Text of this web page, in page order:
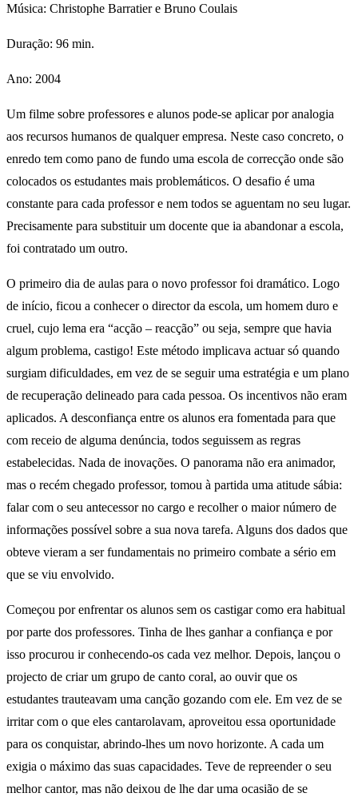
Música: Christophe Barratier e Bruno Coulais
Duração: 96 min.
Ano: 2004
Um filme sobre professores e alunos pode-se aplicar por analogia
aos recursos humanos de qualquer empresa. Neste caso concreto, o
enredo tem como pano de fundo uma escola de correcção onde são
colocados os estudantes mais problemáticos. O desafio é uma
constante para cada professor e nem todos se aguentam no seu lugar.
Precisamente para substituir um docente que ia abandonar a escola,
foi contratado um outro.
O primeiro dia de aulas para o novo professor foi dramático. Logo
de início, ficou a conhecer o director da escola, um homem duro e
cruel, cujo lema era “acção – reacção” ou seja, sempre que havia
algum problema, castigo! Este método implicava actuar só quando
surgiam dificuldades, em vez de se seguir uma estratégia e um plano
de recuperação delineado para cada pessoa. Os incentivos não eram
aplicados. A desconfiança entre os alunos era fomentada para que
com receio de alguma denúncia, todos seguissem as regras
estabelecidas. Nada de inovações. O panorama não era animador,
mas o recém chegado professor, tomou à partida uma atitude sábia:
falar com o seu antecessor no cargo e recolher o maior número de
informações possível sobre a sua nova tarefa. Alguns dos dados que
obteve vieram a ser fundamentais no primeiro combate a sério em
que se viu envolvido.
Começou por enfrentar os alunos sem os castigar como era habitual
por parte dos professores. Tinha de lhes ganhar a confiança e por
isso procurou ir conhecendo-os cada vez melhor. Depois, lançou o
projecto de criar um grupo de canto coral, ao ouvir que os
estudantes trauteavam uma canção gozando com ele. Em vez de se
irritar com o que eles cantarolavam, aproveitou essa oportunidade
para os conquistar, abrindo-lhes um novo horizonte. A cada um
exigia o máximo das suas capacidades. Teve de repreender o seu
melhor cantor, mas não deixou de lhe dar uma ocasião de se